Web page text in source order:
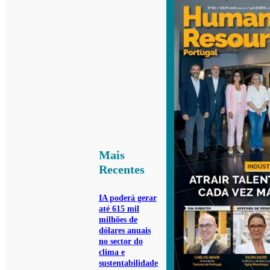
Mais
Recentes
IA poderá gerar
até 615 mil
milhões de
dólares anuais
no sector do
clima e
sustentabilidade